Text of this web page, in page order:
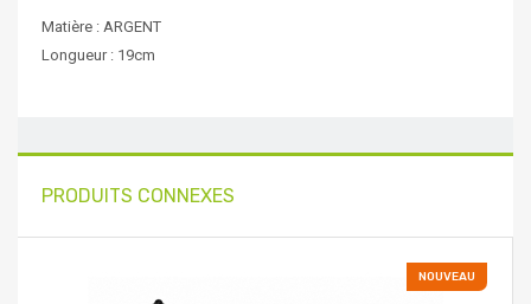
Matière : ARGENT
Longueur : 19cm
PRODUITS CONNEXES
NOUVEAU